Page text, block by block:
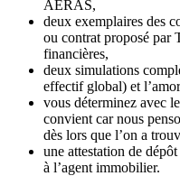
AERAS,
deux exemplaires des
ou contrat proposé
financières,
deux simulations
effectif global) et
vous déterminez avec
convient car nous
dès lors que l’on a
une attestation de
à l’agent immobilier.